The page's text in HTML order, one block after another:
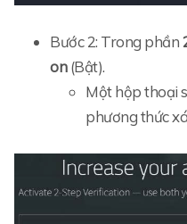
Bước 2: Trong phần
on(Bật).
Một hộp thoại
phương thức